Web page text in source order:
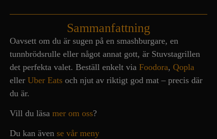
Sammanfattning
Oavsett om du är sugen på en smashburgare, en
tunnbrödsrulle eller något annat gott, är Stuvstagrillen
det perfekta valet. Beställ enkelt via Foodora, Qopla
eller Uber Eats och njut av riktigt god mat – precis där
du är.
Vill du läsa mer om oss?
Du kan även se vår meny